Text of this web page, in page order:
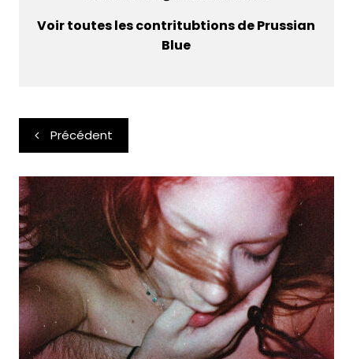
Voir toutes les contritubtions de Prussian
Blue
Navigation
de
l’article
Précédent